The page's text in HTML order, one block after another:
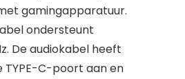
gamingapparatuur.
ondersteunt
De audiokabel heeft
TYPE-C-poort aan en